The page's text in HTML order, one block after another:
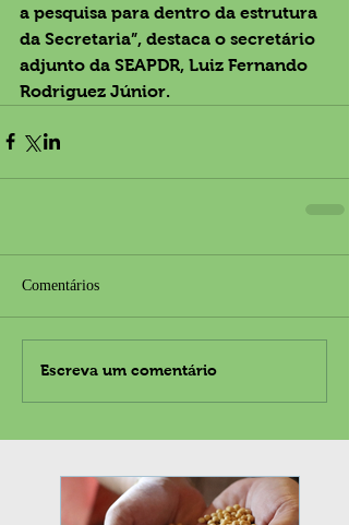
a pesquisa para dentro da estrutura
da Secretaria”, destaca o secretário
adjunto da SEAPDR, Luiz Fernando
Rodriguez Júnior.
Comentários
Escreva um comentário